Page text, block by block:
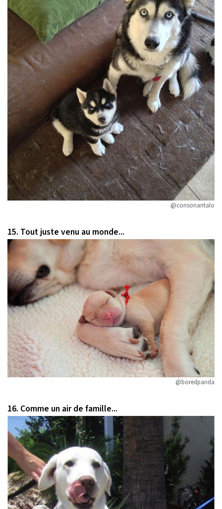
@consonantalo
15. Tout juste venu au monde...
@boredpanda
16. Comme un air de famille...